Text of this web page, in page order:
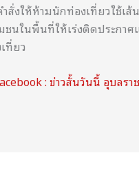
ำสั่งให้ห้ามนักท่องเที่ยวใช้
นในพื้นที่ให้เร่งติดประกา
ที่ยว
: ข่าวสั้นวันนี้ อุบลรา